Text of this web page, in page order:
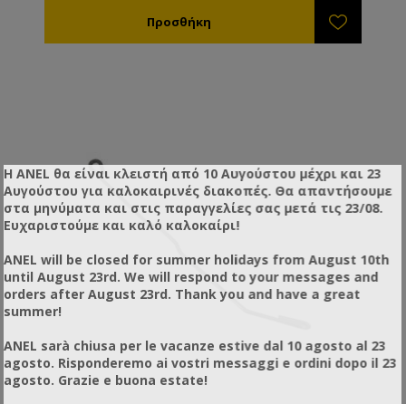
Η ANEL θα είναι κλειστή από 10 Αυγούστου μέχρι και 23
Αυγούστου για καλοκαιρινές διακοπές. Θα απαντήσουμε
στα μηνύματα και στις παραγγελίες σας μετά τις 23/08.
Ευχαριστούμε και καλό καλοκαίρι!
ANEL will be closed for summer holidays from August 10th
until August 23rd. We will respond to your messages and
orders after August 23rd. Thank you and have a great
summer!
ANEL sarà chiusa per le vacanze estive dal 10 agosto al 23
agosto. Risponderemo ai vostri messaggi e ordini dopo il 23
agosto. Grazie e buona estate!